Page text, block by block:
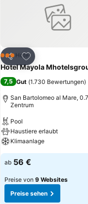
Teilen
Zu Favoriten
3 SterneHotel
Hotel Mayola
7,5 Gut (1.730 Bewertungen)
San Bartolomeo al Mare,
Zentrum
Pool
Haustiere erlaubt
Klimaanlage
ab 56 €
Preise von 9 Websites
Preise sehen